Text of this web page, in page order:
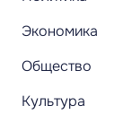
Экономика
Общество
Культура